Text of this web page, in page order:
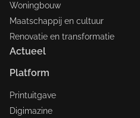
Woningbouw
Maatschappij en cultuur
Renovatie en transformatie
Actueel
Platform
Printuitgave
Digimazine